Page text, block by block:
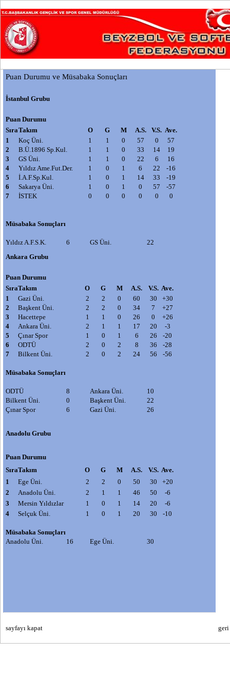
Puan Durumu ve Müsabaka Sonuçları
İstanbul Grubu
Puan Durumu
SıraTakım O G M A.S. V.S. Ave.
1
Koç Üni. 1 1 0 57 0
57
2
B.Ü.1896 Sp.Kul. 1 1 0 33 14
19
3
GS Üni. 1 1 0 22 6
16
4
Yıldız Ame.Fut.Der. 1 0 1 6 22
-16
5
İ.A.F.Sp.Kul. 1 0 1 14 33
-19
6
Sakarya Üni. 1 0 1 0 57
-57
7
İSTEK 0 0 0 0 0 0
Müsabaka Sonuçları
Yıldız A.F.S.K. 6 GS Üni.
22
Ankara Grubu
Puan Durumu
SıraTakım O G M A.S. V.S. Ave.
1
Gazi Üni. 2 2 0 60 30
+30
2
Başkent Üni. 2 2 0 34 7
+27
3
Hacettepe 1 1 0 26 0
+26
4
Ankara Üni. 2 1 1 17 20
-3
5
Çınar Spor 1 0 1 6 26
-20
6
ODTÜ 2 0 2 8 36
-28
7
Bilkent Üni. 2 0 2 24 56 -56
Müsabaka Sonuçları
ODTÜ 8 Ankara Üni.
10
Bilkent Üni.
0 Başkent Üni.
22
Çınar Spor
6 Gazi Üni. 26
Anadolu Grubu
Puan Durumu
SıraTakım O G M A.S. V.S. Ave.
1
Ege Üni. 2 2 0 50 30
+20
2
Anadolu Üni. 2 1 1 46 50
-6
3
Mersin Yıldızlar 1 0 1 14 20
-6
4
Selçuk Üni. 1 0 1 20 30 -10
Müsabaka Sonuçları
Anadolu Üni.
16 Ege Üni. 30
sayfayı kapat geri